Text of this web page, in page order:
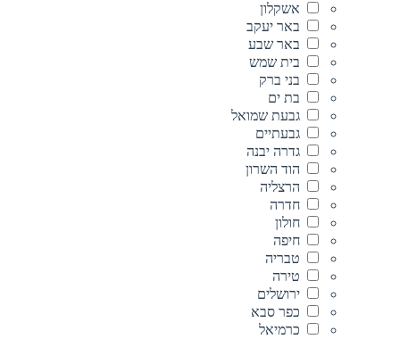
אשקלון
באר יעקב
באר שבע
בית שמש
בני ברק
בת ים
גבעת שמואל
גבעתיים
גדרה יבנה
הוד השרון
הרצליה
חדרה
חולון
חיפה
טבריה
טירה
ירושלים
כפר סבא
כרמיאל